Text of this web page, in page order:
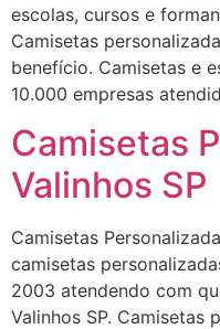
escolas, cursos e
Camisetas
benefício. Camisetas e
10.000 empresas
Camisetas
Valinhos SP
Camisetas
camisetas
2003 atendendo com
Valinhos SP. Camisetas